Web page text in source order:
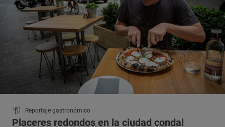
Reportaje gastronómico
Placeres redondos en la ciudad condal